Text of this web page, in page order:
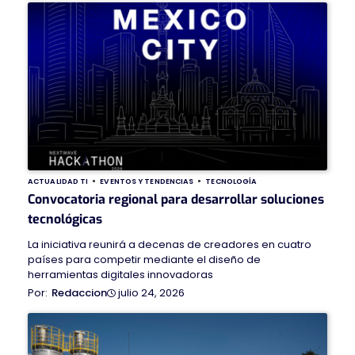
ACTUALIDAD TI EVENTOS Y TENDENCIAS TECNOLOGÍA
Convocatoria regional para desarrollar soluciones
tecnológicas
La iniciativa reunirá a decenas de creadores en cuatro
países para competir mediante el diseño de
herramientas digitales innovadoras
Redaccion
julio 24, 2026